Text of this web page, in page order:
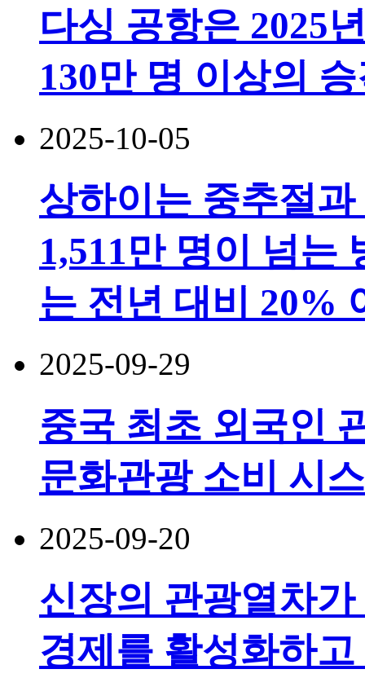
다싱 공항은 2025
130만 명 이상의
2025-10-05
상하이는 중추절
1,511만 명이 넘는
는 전년 대비 20%
2025-09-29
중국 최초 외국인
문화관광 소비 시
2025-09-20
신장의 관광열차
경제를 활성화하